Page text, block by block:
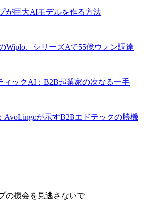
が巨大AIモデルを作る方法
Wiplo、シリーズAで55億ウォン調達
ィックAI：B2B起業家の次なる一手
AvoLingoが示すB2Bエドテックの勝機
の機会を見逃さないで